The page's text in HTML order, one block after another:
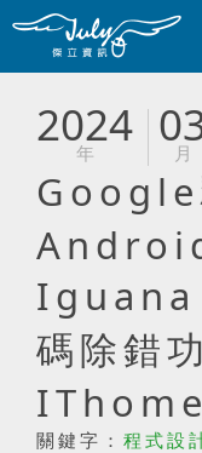
2024
年 月
Google
Iguana
碼除錯
關鍵字： 程式設